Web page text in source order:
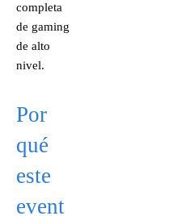
completa
de gaming
de alto
nivel.
Por
qué
este
event